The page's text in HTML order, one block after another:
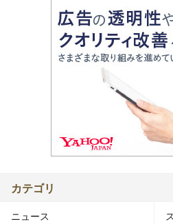
カテゴリ
ニュース